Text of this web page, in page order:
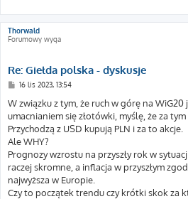
Thorwald
Forumowy wyga
Re: Giełda polska - dyskusje
P
s
16 lis 2023, 13:54
W związku z tym, że ruch w górę na WiG20
umacnianiem się złotówki, myślę, że za
Przychodzą z USD kupują PLN i za to akcje.
Ale WHY?
Prognozy wzrostu na przyszły rok w
raczej skromne, a inflacja w przyszłym
najwyższa w Europie.
Czy to początek trendu czy krótki skok za